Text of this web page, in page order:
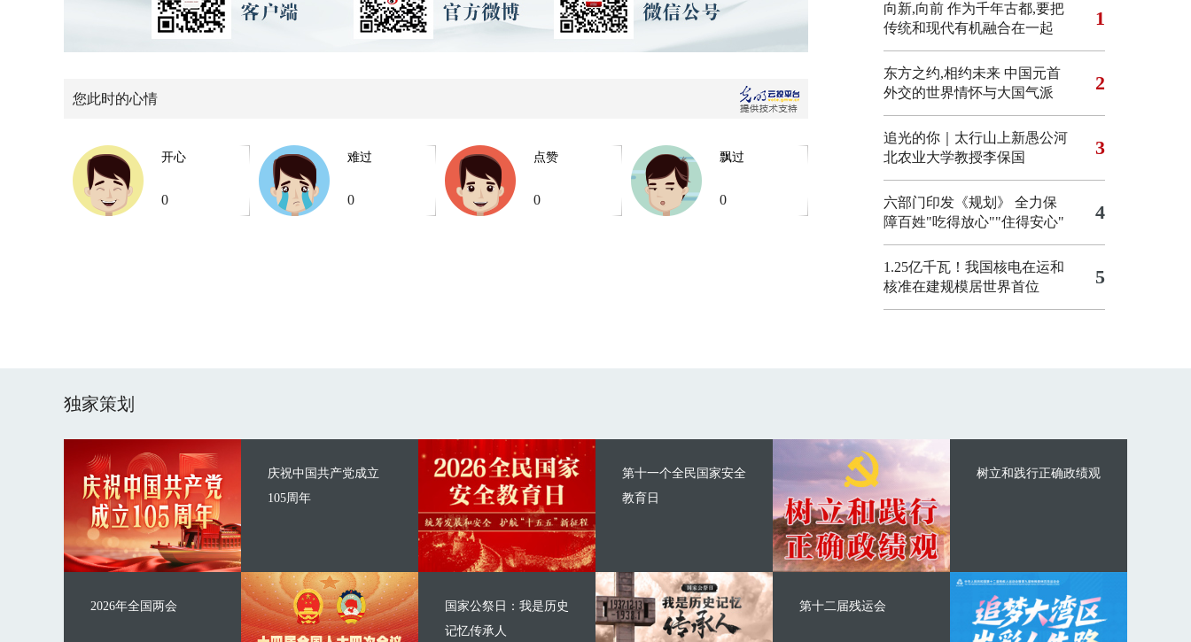
您此时的心情
开心
0
难过
0
点赞
0
飘过
0
向新,向前 作为千年古都,要把
传统和现代有机融合在一起
1
东方之约,相约未来 中国元首
外交的世界情怀与大国气派
2
追光的你｜太行山上新愚公河
北农业大学教授李保国
3
六部门印发《规划》 全力保
障百姓"吃得放心""住得安心"
4
1.25亿千瓦！我国核电在运和
核准在建规模居世界首位
5
独家策划
庆祝中国共产党成立
105周年
2026年全国两会
第十一个全民国家安全
教育日
国家公祭日：我是历史
记忆传承人
树立和践行正确政绩观
第十二届残运会